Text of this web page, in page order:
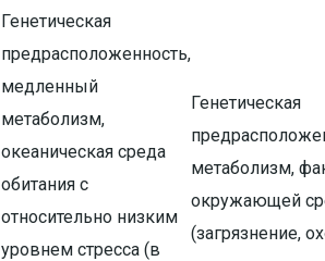
Генетическая
предрасположенность,
медленный
метаболизм,
океаническая среда
обитания с
относительно низким
уровнем стресса (в
Генетическая
метаболизм,
окружающей
(загрязнение,